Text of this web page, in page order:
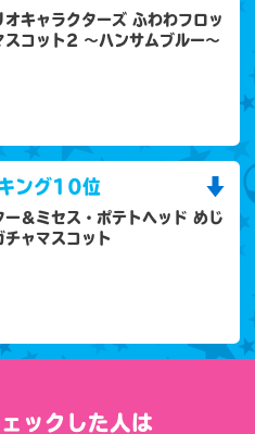
オキャラクターズ ふわわフロッ
スコット2 ～ハンサムブルー～
ング10位
ー＆ミセス・ポテトヘッド めじ
チャマスコット
ックした人は